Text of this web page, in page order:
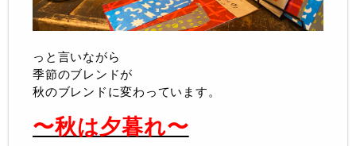
っと言いながら
季節のブレンドが
秋のブレンドに変わっています。
〜秋は夕暮れ〜